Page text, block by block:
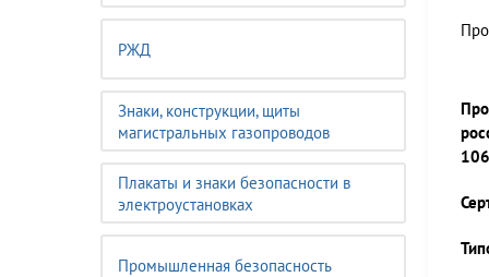
РЖД
Знаки, конструкции, щиты
магистральных газопроводов
Плакаты и знаки безопасности в
электроустановках
Промышленная безопасность